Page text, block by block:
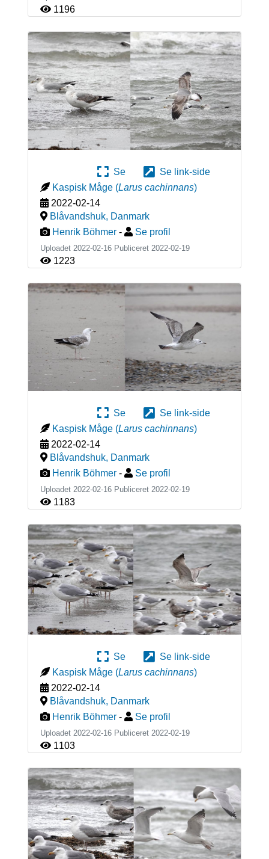
1196
Se
Se link-side
Kaspisk Måge (Larus cachinnans)
2022-02-14
Blåvandshuk, Danmark
Henrik Böhmer - Se profil
Uploadet 2022-02-16 Publiceret 2022-02-19
1223
Se
Se link-side
Kaspisk Måge (Larus cachinnans)
2022-02-14
Blåvandshuk, Danmark
Henrik Böhmer - Se profil
Uploadet 2022-02-16 Publiceret 2022-02-19
1183
Se
Se link-side
Kaspisk Måge (Larus cachinnans)
2022-02-14
Blåvandshuk, Danmark
Henrik Böhmer - Se profil
Uploadet 2022-02-16 Publiceret 2022-02-19
1103